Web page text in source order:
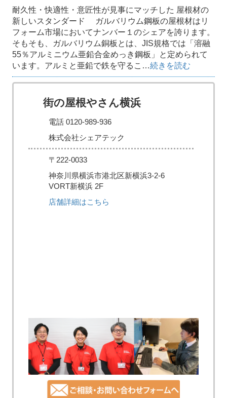
耐久性・快適性・意匠性が見事にマッチした 屋根材の
新しいスタンダード ガルバリウム鋼板の屋根材はリ
フォーム市場においてナンバー１のシェアを誇ります。
そもそも、ガルバリウム銅板とは、JIS規格では「溶融
55％アルミニウム亜鉛合金めっき鋼板」と定められて
います。アルミと亜鉛で鉄を守るこ…続きを読む
街の屋根やさん横浜
電話 0120-989-936
株式会社シェアテック
〒222-0033
神奈川県横浜市港北区新横浜3-2-6
VORT新横浜 2F
店舗詳細はこちら